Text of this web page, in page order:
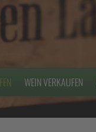
WEIN VERKAUFEN